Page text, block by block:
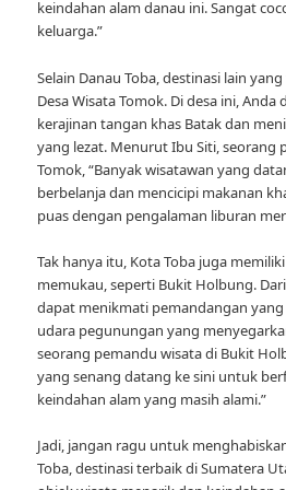
keindahan alam danau ini. Sangat
keluarga.”
Selain Danau Toba, destinasi lain
Desa Wisata Tomok. Di desa ini,
kerajinan tangan khas Batak dan
yang lezat. Menurut Ibu Siti, seorang
Tomok, “Banyak wisatawan yang
berbelanja dan mencicipi makanan
puas dengan pengalaman liburan
Tak hanya itu, Kota Toba juga
memukau, seperti Bukit Holbung.
dapat menikmati pemandangan
udara pegunungan yang
seorang pemandu wisata di Bukit
yang senang datang ke sini untuk
keindahan alam yang masih alami.”
Jadi, jangan ragu untuk
Toba, destinasi terbaik di Sumatera